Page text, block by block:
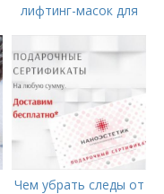
лифтинг-масок для
Чем убрать следы от